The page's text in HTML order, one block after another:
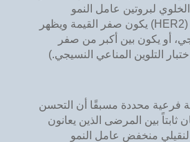
لبروتين عامل النمو
الظهاري البشري 2 (HER2) يكون صفر القيمة ويظهر
أو يكون بين أكبر من صفر
التلوين المناعي النسيجي.)
فرعية محددة مسبقًا أن التحسن
ثابتاً بين المرضى الذين يعانون
منخفض عامل النمو